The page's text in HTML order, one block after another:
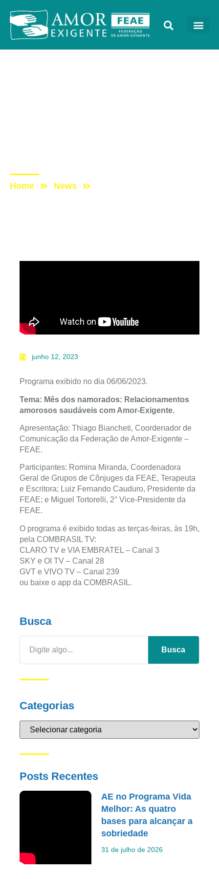
Home News
junho 12, 2023
Programa exibido no dia 06/06/2023.
Tema: Mês dos namorados: Relacionamentos
amorosos saudáveis com Amor-Exigente.
Apresentação: Thiago Biancheti, Coordenador de
Comunicação da Federação de Amor-Exigente –
FEAE.
Participantes: Romina Miranda, Coordenadora
Geral de Grupos de Cônjuges da FEAE, Terapeuta
e Escritora; Luiz Fernando Cauduro, Presidente da
FEAE; e Miguel Tortorelli, 2° Vice-Presidente da
FEAE.
O programa é exibido todas as terças-feiras, às 19h,
pela COMBRASIL TV:
CLARO TV e VIA EMBRATEL – Canal 3
SKY e OI TV – Canal 28
GVT e VIVO TV – Canal 239
ou baixe o app da COMBRASIL.
Busca
Busca
Categorias
Posts Recentes
AE no Programa Vida
Melhor: As quatro
bases para alcançar a
sobriedade
31 de julho de 2026